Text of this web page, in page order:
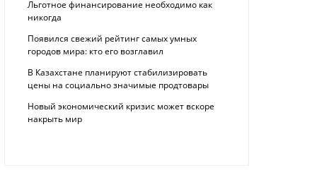
Льготное финансирование необходимо как
никогда
Появился свежий рейтинг самых умных
городов мира: кто его возглавил
В Казахстане планируют стабилизировать
цены на социально значимые продтовары
Новый экономический кризис может вскоре
накрыть мир